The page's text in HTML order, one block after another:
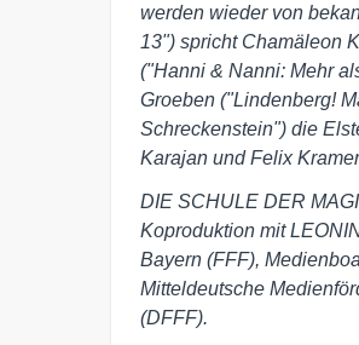
werden wieder von
13") spricht Chamäleon
("Hanni & Nanni: Mehr
Groeben ("Lindenberg!
Schreckenstein") die
Karajan und Felix
DIE SCHULE DER
Koproduktion mit
Bayern (FFF),
Mitteldeutsche
(DFFF).